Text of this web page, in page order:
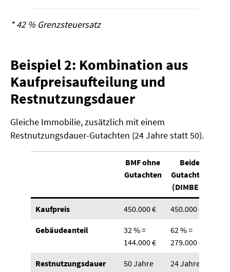
* 42 % Grenzsteuersatz
Beispiel 2: Kombination aus
Kaufpreisaufteilung und
Restnutzungsdauer
Gleiche Immobilie, zusätzlich mit einem
Restnutzungsdauer-Gutachten (24 Jahre statt 50).
BMF ohne
Gutachten
Beide
Gutachten
(DIMBEG)
Kaufpreis 450.000 € 450.000 €
Gebäudeanteil
32 % =
144.000 €
62 % =
279.000 €
Restnutzungsdauer 50 Jahre 24 Jahre